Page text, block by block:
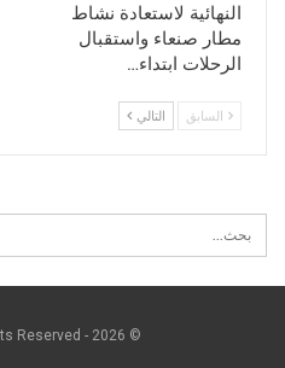
النهائية لاستعادة نشاط
مطار صنعاء واستقبال
الرحلات ابتداء…
السابق التالي
© 2026 - ccdf-ye. All Rights Reserved.